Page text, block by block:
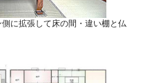
に拡張して床の間・違い棚と仏